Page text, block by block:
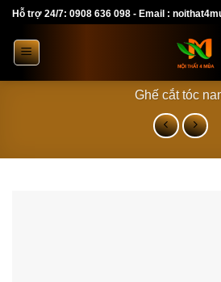
Skip
content
Hỗ trợ 24/7: 0908 636 098 - Email :
Ghế cắt tóc